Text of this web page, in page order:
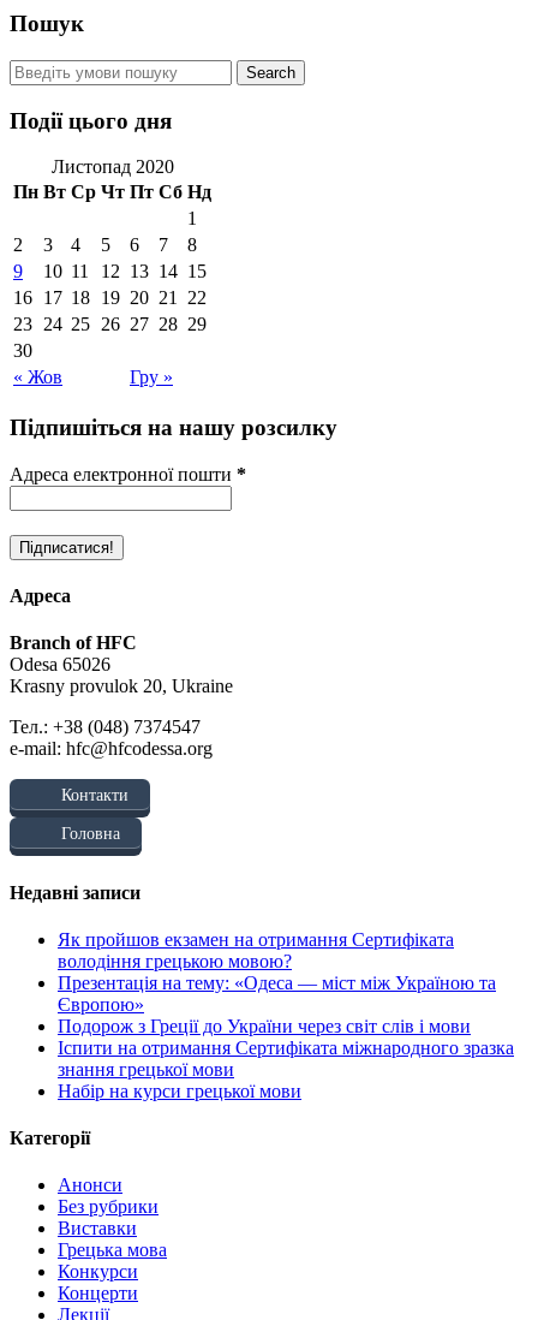
Пошук
Події цього дня
Листопад 2020
Пн Вт Ср Чт Пт Сб Нд
« Жов Гру »
1
2
3 4 5 6 7
8
9
10 11 12 13 14 15
16 17 18 19 20 21
22
23 24 25 26 27 28 29
30
Підпишіться на нашу розсилку
Адреса електронної пошти *
Адреса
Branch of HFC
Odesa 65026
Krasny provulok 20, Ukraine
Тел.: +38 (048) 7374547
e-mail: hfc@hfcodessa.org
Контакти
Головна
Недавні записи
Як пройшов екзамен на отримання Сертифіката
володіння грецькою мовою?
Презентація на тему: «Одеса — міст між Україною та
Європою»
Подорож з Греції до України через світ слів і мови
Іспити на отримання Сертифіката міжнародного зразка
знання грецької мови
Набір на курси грецької мови
Категорії
Анонси
Без рубрики
Виставки
Грецька мова
Конкурси
Концерти
Лекції